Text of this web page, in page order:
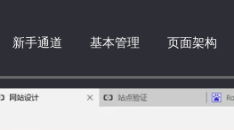
新手通道 基本管理 页面架构